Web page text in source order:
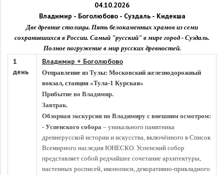
04.10.2026
Владимир - Боголюбово - Суздаль - Кидекша
Две древние столицы. Пять белокаменных храмов из семи
сохранившихся в России. Самый "русский" в мире город - Суздаль.
Полное погружение в мир русских древностей.
1
день
Владимир + Боголюбово
Отправление из Тулы: Московский железнодорожный
вокзал, станция «Тула-1 Курская»
Прибытие во Владимир.
Завтрак.
Обзорная экскурсия по Владимиру с внешним осмотром:
- Успенского собора – уникального памятника
древнерусской истории и искусства, включённого в Список
Всемирного наследия ЮНЕСКО. Успенский собор
представляет собой редчайшее сочетание архитектуры,
настенных росписей, иконописи, декоративно-прикладного